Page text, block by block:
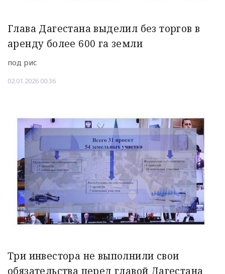
Глава Дагестана выделил без торгов в
аренду более 600 га земли
под рис
02.01.2026 00:36
Три инвестора не выполнили свои
обязательства перед главой Дагестана